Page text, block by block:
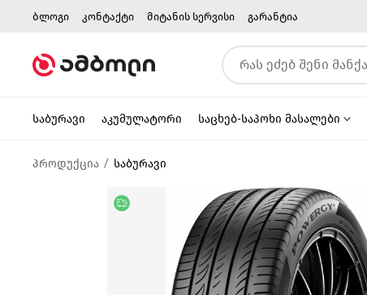
ბლოგი კონტაქტი მიტანის სერვისი გარანტია
საბურავი აკუმულატორი საცხებ-საპოხი მასალები
პროდუქცია საბურავი